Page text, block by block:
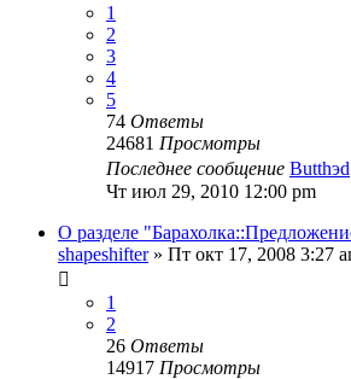
1
2
3
4
5
74 Ответы
24681 Просмотры
Последнее сообщение Butthэd
Чт июл 29, 2010 12:00 pm
О разделе
shapeshifter» Пт окт 17, 2008 3:27
1
2
26 Ответы
14917 Просмотры